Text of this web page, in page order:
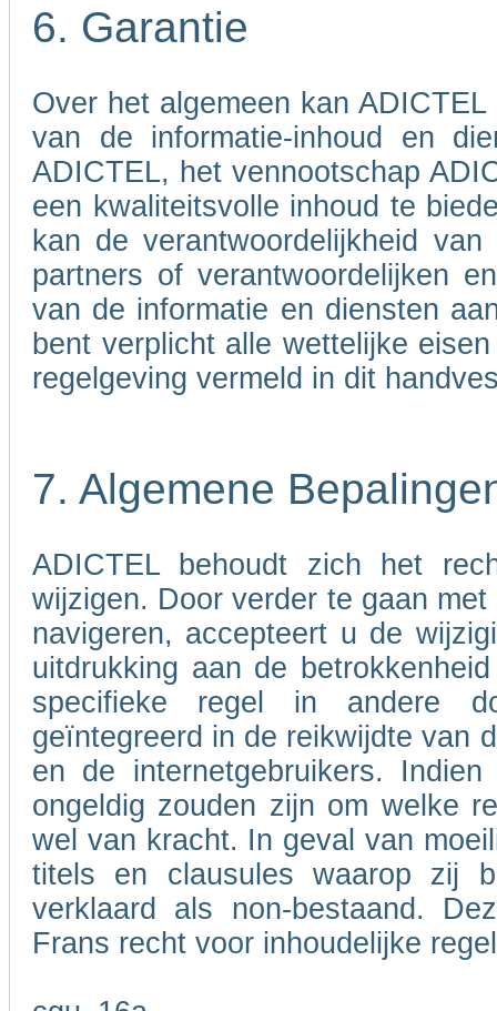
6. Garantie
Over het algemeen kan
van de informatie-inhoud en
ADICTEL, het vennootschap
een kwaliteitsvolle inhoud te
kan de verantwoordelijkheid
partners of verantwoordelijken
van de informatie en diensten
bent verplicht alle wettelijke
regelgeving vermeld in dit
7. Algemene
ADICTEL behoudt zich het
wijzigen. Door verder te gaan
navigeren, accepteert u de
uitdrukking aan de
specifieke regel in andere
geïntegreerd in de reikwijdte van
en de internetgebruikers.
ongeldig zouden zijn om welke
wel van kracht. In geval van
titels en clausules waarop zij
verklaard als non-bestaand.
Frans recht voor inhoudelijke